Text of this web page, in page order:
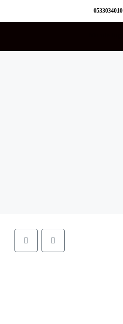
0533034010